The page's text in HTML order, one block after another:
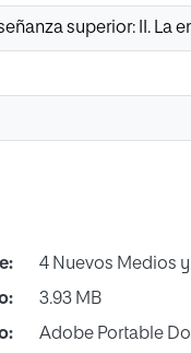
superior: II. La
4 Nuevos Medios
3.93 MB
Adobe Portable